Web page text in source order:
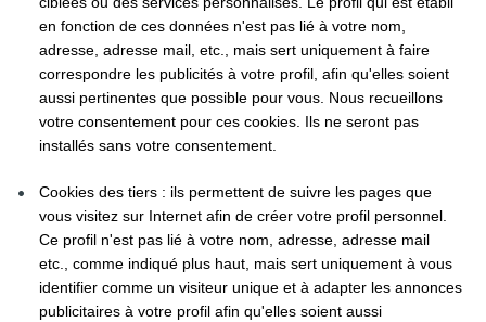
en fonction de ces données n'est pas lié à votre nom,
adresse, adresse mail, etc., mais sert uniquement à faire
correspondre les publicités à votre profil, afin qu'elles soient
aussi pertinentes que possible pour vous. Nous recueillons
votre consentement pour ces cookies. Ils ne seront pas
installés sans votre consentement.
Cookies des tiers : ils permettent de suivre les pages que
vous visitez sur Internet afin de créer votre profil personnel.
Ce profil n'est pas lié à votre nom, adresse, adresse mail
etc., comme indiqué plus haut, mais sert uniquement à vous
identifier comme un visiteur unique et à adapter les annonces
publicitaires à votre profil afin qu'elles soient aussi